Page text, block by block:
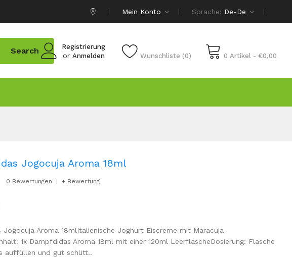
Mein Konto Sprache: De-De
Registrierung
or Anmelden Wunschliste (0) 0 Artikel - €0,00
Search
Jogocuja Aroma 18ml
0 Bewertungen + Bewertung
Jogocuja Aroma 18mlItalienische Joghurt Eiscreme mit Maracuja
1x Dampfdidas Aroma 18ml mit einer 120ml LeerflascheDosierung: Flasche
auffüllen und gut schütt..